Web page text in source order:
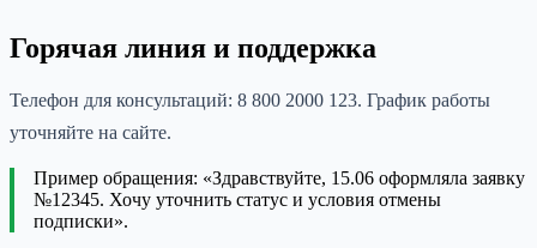
Горячая линия и поддержка
Телефон для консультаций: 8 800 2000 123. График работы
уточняйте на сайте.
Пример обращения: «Здравствуйте, 15.06 оформляла заявку
№12345. Хочу уточнить статус и условия отмены
подписки».